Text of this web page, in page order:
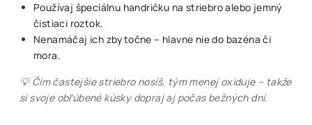
Používaj špeciálnu handričku na striebro alebo jemný
čistiaci roztok.
Nenamáčaj ich zbytočne – hlavne nie do bazéna či
mora.
💡 Čím častejšie striebro nosíš, tým menej oxiduje – takže
si svoje obľúbené kúsky dopraj aj počas bežných dní.